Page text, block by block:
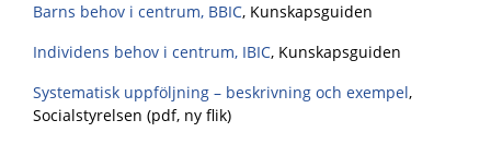
Barns behov i centrum, BBIC, Kunskapsguiden
Individens behov i centrum, IBIC, Kunskapsguiden
Systematisk uppföljning – beskrivning och exempel,
Socialstyrelsen (pdf, ny flik)